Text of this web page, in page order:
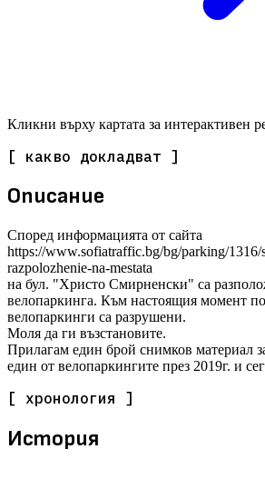
Кликни върху картата за интерактивен
[ какво докладват ]
Описание
Според информацията от сайта
https://www.sofiatraffic.bg/bg/parking/1316/
razpolozhenie-na-mestata
на бул. "Христо Смирненски" са
велопаркинга. Към настоящия момент
велопаркинги са разрушени.
Моля да ги възстановите.
Прилагам един брой снимков материал
един от велопаркингите през 2019г. и
[ хронология ]
История